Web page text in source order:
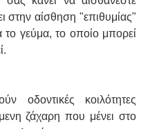
στην αίσθηση "επιθυμίας"
το γεύμα, το οποίο μπορεί
οδοντικές κοιλότητες
ζάχαρη που μένει στο